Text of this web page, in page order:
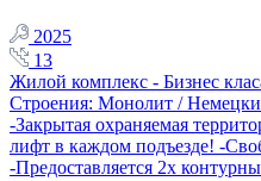
2025
13
Жилой комплекс - Бизнес
Строения: Монолит /
-Закрытая охраняемая
лифт в каждом подъезде! -
-Предоставляется 2х